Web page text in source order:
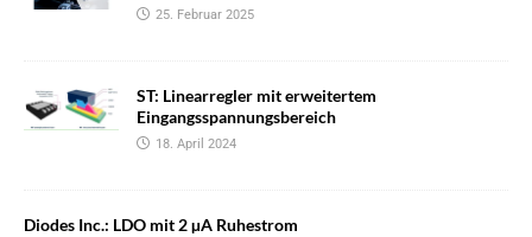
25. Februar 2025
ST: Linearregler mit erweitertem
Eingangsspannungsbereich
18. April 2024
Diodes Inc.: LDO mit 2 µA Ruhestrom